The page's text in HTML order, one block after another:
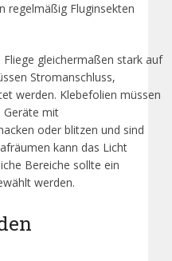
regelmäßig Fluginsekten
gleichermaßen stark auf
Stromanschluss,
werden. Klebefolien müssen
Geräte mit
oder blitzen und sind
kann das Licht
Bereiche sollte ein
werden.